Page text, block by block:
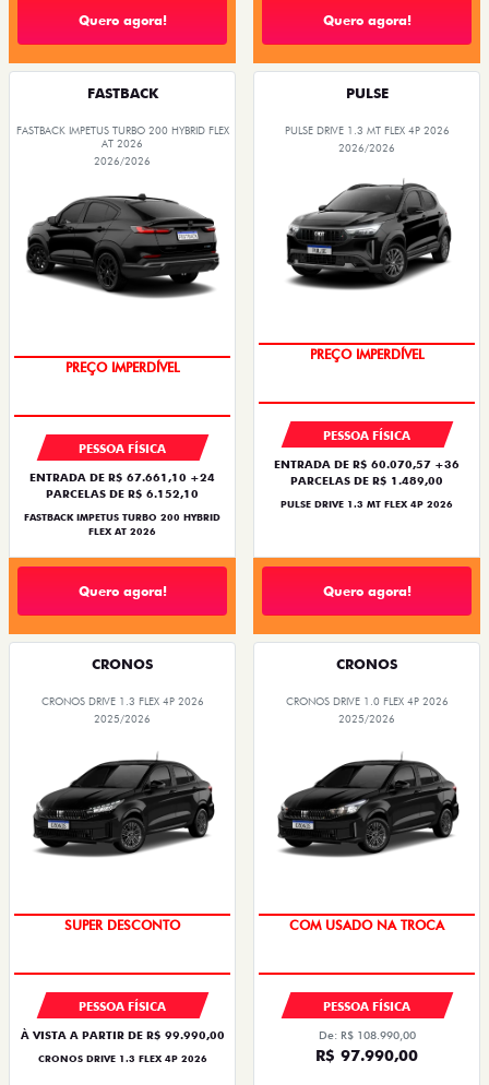
Quero agora! Quero agora!
FASTBACK
FASTBACK IMPETUS TURBO 200 HYBRID FLEX
AT 2026
2026/2026
PREÇO IMPERDÍVEL
PESSOA FÍSICA
ENTRADA DE R$ 67.661,10 +24
PARCELAS DE R$ 6.152,10
FASTBACK IMPETUS TURBO 200 HYBRID
FLEX AT 2026
Quero agora!
PULSE
PULSE DRIVE 1.3 MT FLEX 4P 2026
2026/2026
PREÇO IMPERDÍVEL
PESSOA FÍSICA
ENTRADA DE R$ 60.070,57 +36
PARCELAS DE R$ 1.489,00
PULSE DRIVE 1.3 MT FLEX 4P 2026
Quero agora!
CRONOS
CRONOS DRIVE 1.3 FLEX 4P 2026
2025/2026
SUPER DESCONTO
PESSOA FÍSICA
À VISTA A PARTIR DE R$ 99.990,00
CRONOS DRIVE 1.3 FLEX 4P 2026
CRONOS
CRONOS DRIVE 1.0 FLEX 4P 2026
2025/2026
COM USADO NA TROCA
PESSOA FÍSICA
De: R$ 108.990,00
R$ 97.990,00